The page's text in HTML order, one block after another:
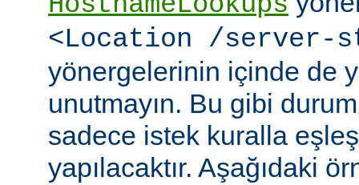
<Location /server-
yönergelerinin içinde de
unutmayın. Bu gibi
sadece istek kuralla
yapılacaktır. Aşağıdaki